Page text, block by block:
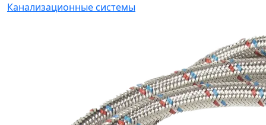
Канализационные системы